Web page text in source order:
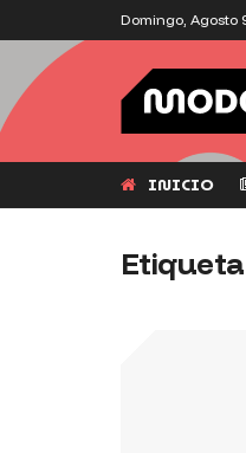
Domingo, Agosto
INICIO